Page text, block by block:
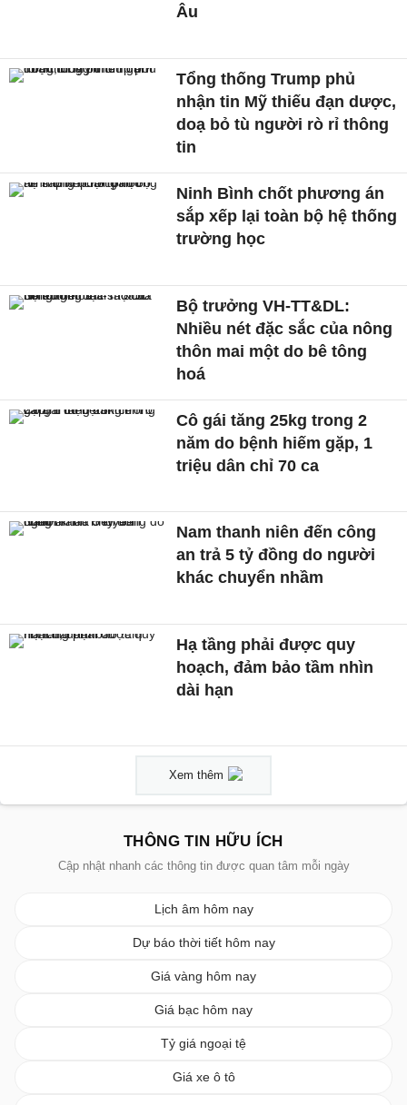
Âu
Tổng thống Trump phủ
nhận tin Mỹ thiếu đạn dược,
doạ bỏ tù người rò rỉ thông
tin
Ninh Bình chốt phương án
sắp xếp lại toàn bộ hệ thống
trường học
Bộ trưởng VH-TT&DL:
Nhiều nét đặc sắc của nông
thôn mai một do bê tông
hoá
Cô gái tăng 25kg trong 2
năm do bệnh hiếm gặp, 1
triệu dân chỉ 70 ca
Nam thanh niên đến công
an trả 5 tỷ đồng do người
khác chuyển nhầm
Hạ tầng phải được quy
hoạch, đảm bảo tầm nhìn
dài hạn
Xem thêm
THÔNG TIN HỮU ÍCH
Cập nhật nhanh các thông tin được quan tâm mỗi ngày
Lịch âm hôm nay
Dự báo thời tiết hôm nay
Giá vàng hôm nay
Giá bạc hôm nay
Tỷ giá ngoại tệ
Giá xe ô tô